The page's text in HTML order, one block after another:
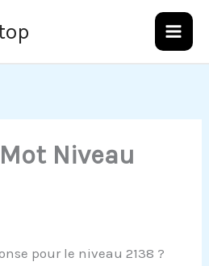
Niveau
pour le niveau 2138 ?